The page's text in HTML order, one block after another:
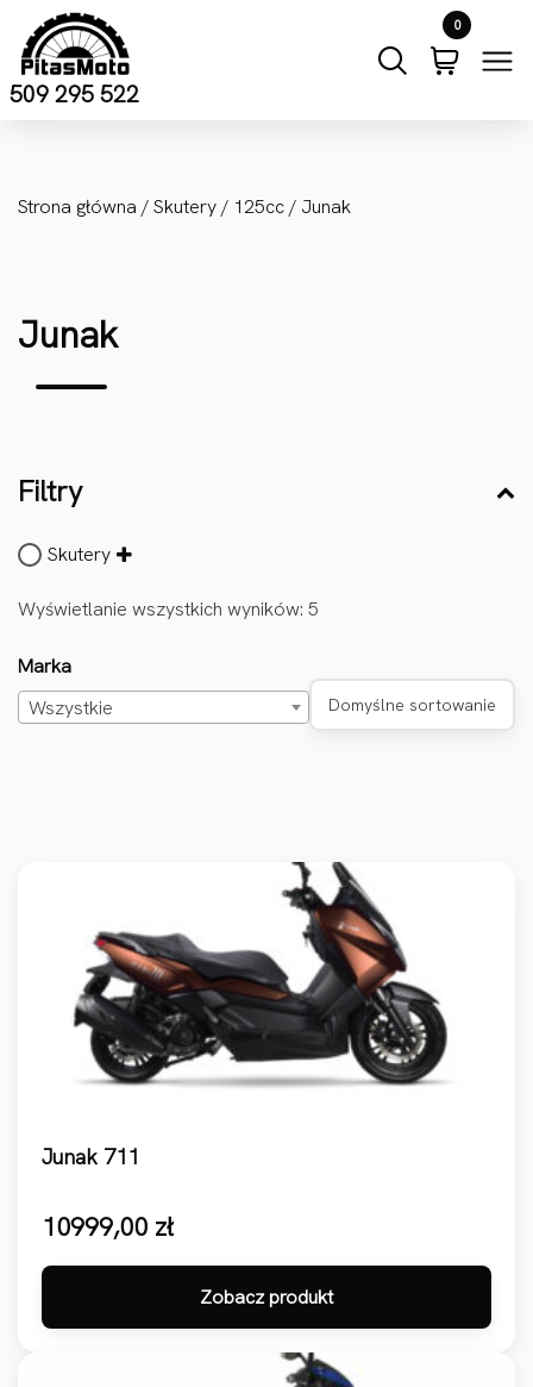
Przejdź do treści
509 295 522
0
Strona główna /Skutery/ 125cc/ Junak
Junak
Filtry
Skutery
Wyświetlanie wszystkich wyników: 5
Marka
Wszystkie
Domyślne sortowanie
Junak 711
10999,00 zł
Zobacz produkt